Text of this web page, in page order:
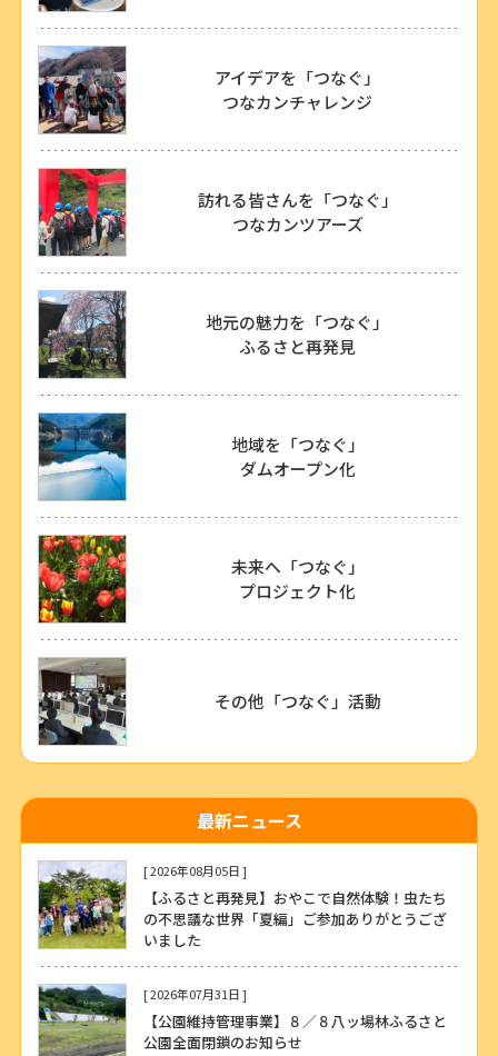
アイデアを「つなぐ」
つなカンチャレンジ
訪れる皆さんを「つなぐ」
つなカンツアーズ
地元の魅力を「つなぐ」
ふるさと再発見
地域を「つなぐ」
ダムオープン化
未来へ「つなぐ」
プロジェクト化
その他「つなぐ」活動
最新ニュース
[ 2026年08月05日 ]
【ふるさと再発見】おやこで自然体験！虫たち
の不思議な世界「夏編」ご参加ありがとうござ
いました
[ 2026年07月31日 ]
【公園維持管理事業】８／８八ッ場林ふるさと
公園全面閉鎖のお知らせ